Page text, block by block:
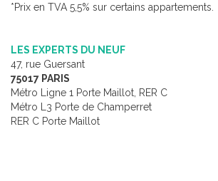
*Prix en TVA 5,5% sur certains appartements.
LES EXPERTS DU NEUF
47, rue Guersant
75017 PARIS
Métro Ligne 1 Porte Maillot, RER C
Métro L3 Porte de Champerret
RER C Porte Maillot